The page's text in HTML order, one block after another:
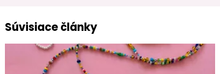
Súvisiace články